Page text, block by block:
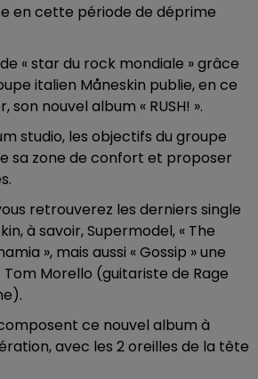
en cette période de déprime
« star du rock mondiale » grâce
italien Måneskin publie, en ce
son nouvel album « RUSH! ».
studio, les objectifs du groupe
sa zone de confort et proposer
retrouverez les derniers single
à savoir, Supermodel, « The
», mais aussi « Gossip » une
Morello (guitariste de Rage
ce nouvel album à
avec les 2 oreilles de la tête